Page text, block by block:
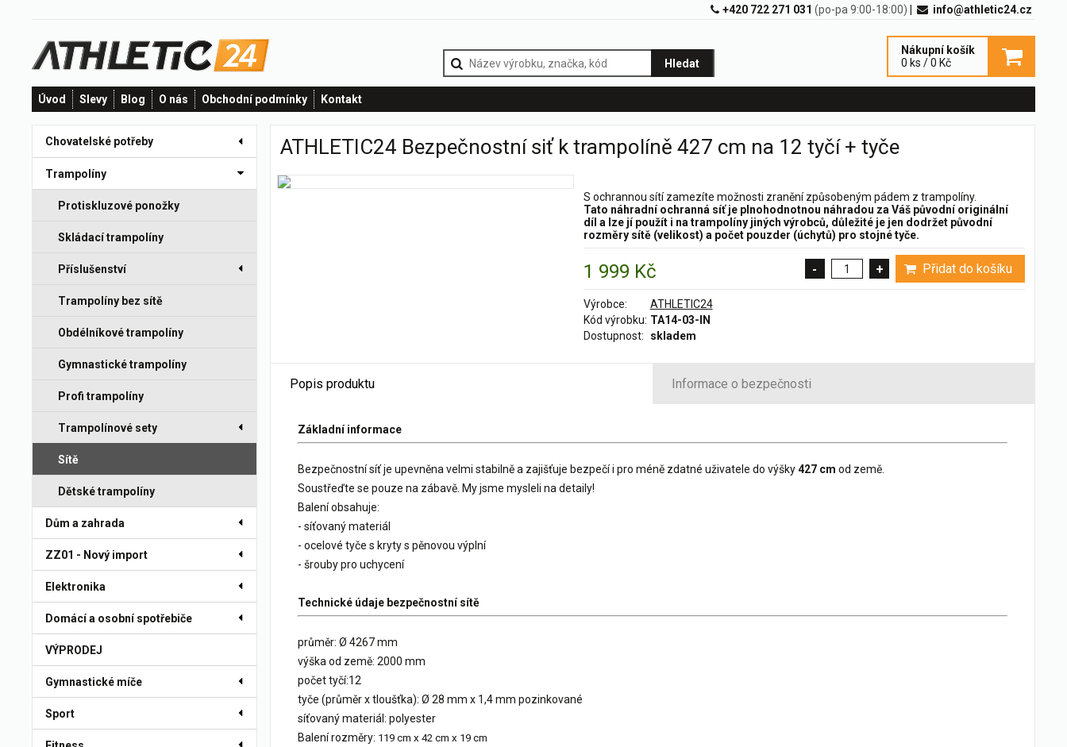
+420 722 271 031 (po-pa 9:00-18:00) info@athletic24.cz
Hledat
Nákupní košík
0 ks / 0 Kč
Úvod Slevy Blog O nás Obchodní podmínky Kontakt
Chovatelské potřeby
Trampolíny
Protiskluzové ponožky
Skládací trampolíny
Příslušenství
Trampolíny bez sítě
Obdélníkové trampolíny
Gymnastické trampolíny
Profi trampolíny
Trampolínové sety
Sítě
Dětské trampolíny
Dům a zahrada
ZZ01 - Nový import
Elektronika
Domácí a osobní spotřebiče
VÝPRODEJ
Gymnastické míče
Sport
ATHLETIC24 Bezpečnostní siť k trampolíně 427 cm na 12 tyčí + tyče
S ochrannou sítí zamezíte možnosti zranění způsobeným pádem z trampolíny.
Tato náhradní ochranná síť je plnohodnotnou náhradou za Váš původní originální
díl a lze jí použít i na trampolíny jiných výrobců, důležité je jen dodržet původní
rozměry sítě (velikost) a počet pouzder (úchytů) pro stojné tyče.
1 999 Kč - + Přidat do košíku
Výrobce:
ATHLETIC24
Kód výrobku: TA14-03-IN
Dostupnost:
skladem
Popis produktu
Základní informace
Bezpečnostní síť je upevněna velmi stabilně a zajišťuje bezpečí i pro méně zdatné uživatele do výšky427 cm od země.
Soustřeďte se pouze na zábavě. My jsme mysleli na detaily!
Balení obsahuje:
- síťovaný materiál
- ocelové tyče s kryty s pěnovou výplní
- šrouby pro uchycení
Technické údaje bezpečnostní sítě
průměr: Ø 4267 mm
výška od země: 2000 mm
počet tyčí:12
tyče (průměr x tloušťka): Ø 28 mm x 1,4 mm pozinkované
síťovaný materiál: polyester
Balení rozměry: 119 cm x 42 cm x 19 cm
Informace o bezpečnosti